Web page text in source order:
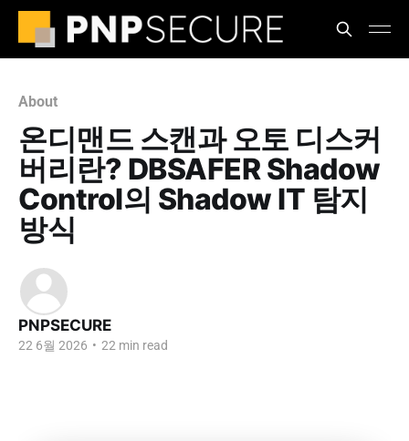
About
온디맨드 스캔과 오토 디스커
버리란? DBSAFER Shadow
Control의 Shadow IT 탐지
방식
PNPSECURE
22 6월 2026 • 22 min read